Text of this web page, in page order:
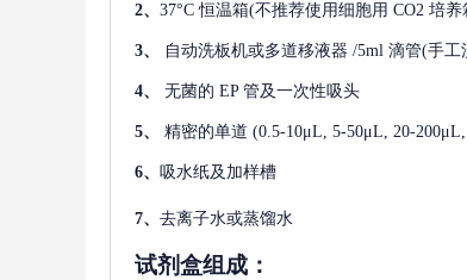
2、 37°C 恒温箱(不推荐使用细胞用 CO2 培养
3、 自动洗板机或多道移液器 /5ml 滴管(手工
4、 无菌的 EP 管及一次性吸头
5、 精密的单道 (0.5-10μL, 5-50μL, 20-
6、 吸水纸及加样槽
7、 去离子水或蒸馏水
试剂盒组成：